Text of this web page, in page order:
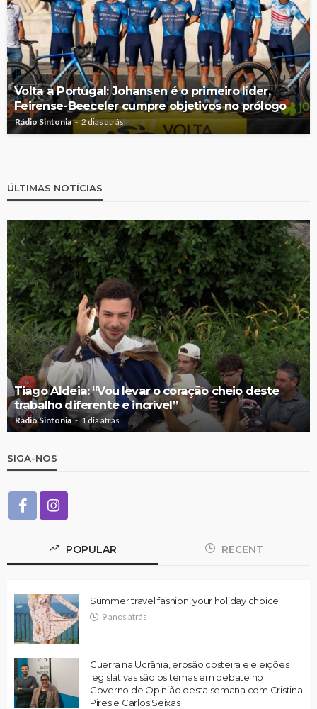
Volta a Portugal: Johansen é o primeiro líder,
Feirense-Beeceler cumpre objetivos no prólogo
Rádio Sintonia 2 dias atrás
ÚLTIMAS NOTÍCIAS
Tiago Aldeia: “Vou levar o coração cheio deste
trabalho diferente e incrível”
Rádio Sintonia 1 dia atrás
SIGA-NOS
POPULAR RECENT
Summer travel fashion, your holiday choice
9 anos atrás
Guerra na Ucrânia, erosão costeira e eleições
legislativas são os temas em debate no
Governo de Opinião desta semana com Cristina
Pires e Carlos Seixas